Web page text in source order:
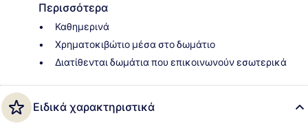
Περισσότερα
Καθημερινά
Χρηματοκιβώτιο μέσα στο δωμάτιο
Διατίθενται δωμάτια που επικοινωνούν εσωτερικά
Ειδικά χαρακτηριστικά